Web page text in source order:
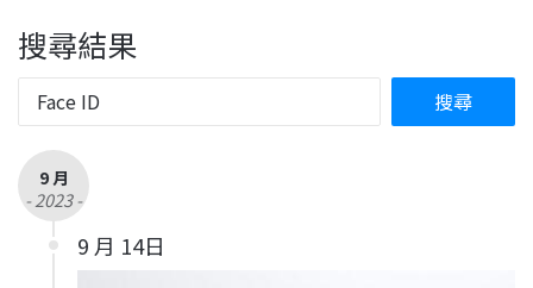
搜尋結果
9 月
- 2023 -
9 月 14日